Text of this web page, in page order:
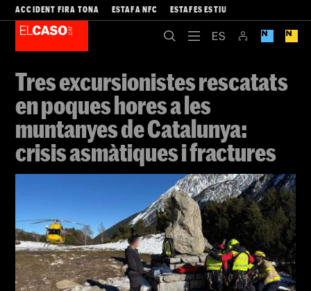
ACCIDENT FIRA TONA ESTAFA NFC ESTAFES ESTIU
Tres excursionistes rescatats
en poques hores a les
muntanyes de Catalunya:
crisis asmàtiques i fractures